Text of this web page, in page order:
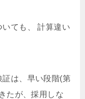
ても、 計算違い
は、早い段階(第
たが、採用しな